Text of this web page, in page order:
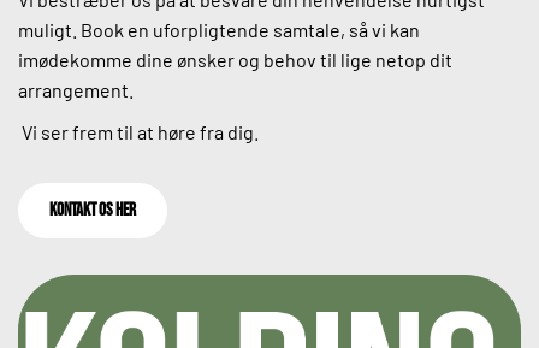
muligt. Book en uforpligtende samtale, så vi kan
imødekomme dine ønsker og behov til lige netop dit
arrangement.
Vi ser frem til at høre fra dig.
kontakt os her